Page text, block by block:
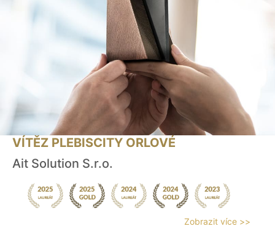
VÍTĚZ PLEBISCITY ORLOVÉ
Ait Solution S.r.o.
Zobrazit více >>